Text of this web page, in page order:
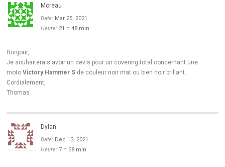
Moreau
Date: Mar 25, 2021
Heure: 21 h 48 min
Bonjour,
Je souhaiterais avoir un devis pour un covering total concernant une
motoVictory Hammer S de couleur noir mat ou bien noir brillant.
Cordialement,
Thomas
Dylan
Date: Déc 13, 2021
Heure:7 h 38 min